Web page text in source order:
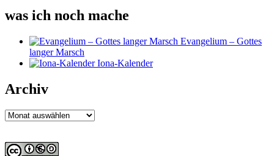
was ich noch mache
Evangelium – Gottes
langer Marsch
Iona-Kalender
Archiv
Archiv